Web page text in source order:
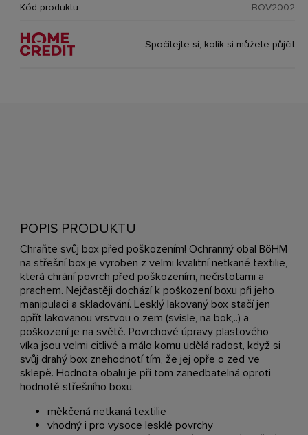
Kód produktu: BOV2002
Spočítejte si, kolik si můžete půjčit
POPIS PRODUKTU
Chraňte svůj box před poškozením! Ochranný obal BöHM
na střešní box je vyroben z velmi kvalitní netkané textilie,
která chrání povrch před poškozením, nečistotami a
prachem. Nejčastěji dochází k poškození boxu při jeho
manipulaci a skladování. Lesklý lakovaný box stačí jen
opřít lakovanou vrstvou o zem (svisle, na bok,..) a
poškození je na světě. Povrchové úpravy plastového
víka jsou velmi citlivé a málo komu udělá radost, když si
svůj drahý box znehodnotí tím, že jej opře o zeď ve
sklepě. Hodnota obalu je při tom zanedbatelná oproti
hodnotě střešního boxu.
měkčená netkaná textilie
vhodný i pro vysoce lesklé povrchy